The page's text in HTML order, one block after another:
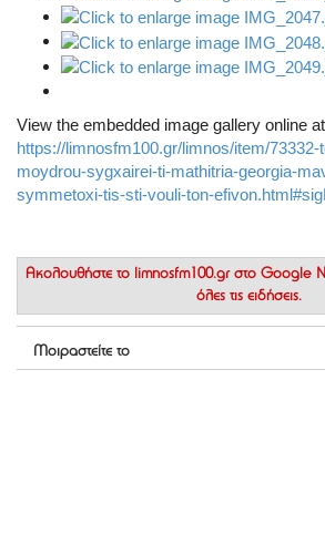
View the embedded image gallery online
https://limnosfm100.gr/limnos/item/
moydrou-sygxairei-ti-mathitria-georgia-
symmetoxi-tis-sti-vouli-ton-
Ακολουθήστε το limnosfm100.gr στο Google
όλες τις ειδήσεις.
Μοιραστείτε το